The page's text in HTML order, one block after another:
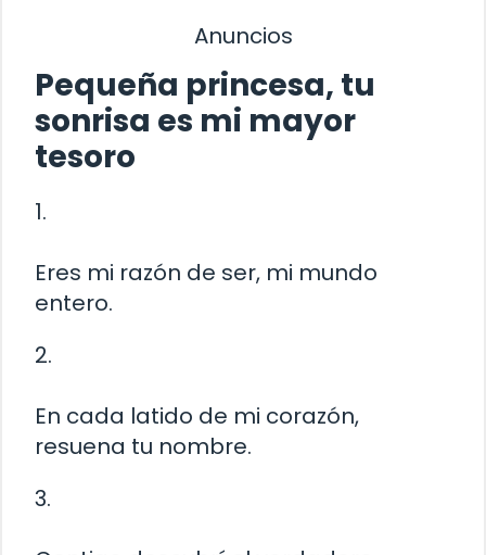
Anuncios
Pequeña princesa, tu
sonrisa es mi mayor
tesoro
1.
Eres mi razón de ser, mi mundo
entero.
2.
En cada latido de mi corazón,
resuena tu nombre.
3.